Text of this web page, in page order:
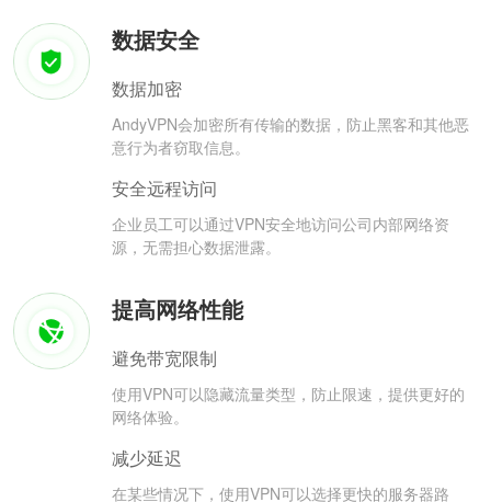
数据安全
数据加密
AndyVPN会加密所有传输的数据，防止黑客和其他恶
意行为者窃取信息。
安全远程访问
企业员工可以通过VPN安全地访问公司内部网络资
源，无需担心数据泄露。
提高网络性能
避免带宽限制
使用VPN可以隐藏流量类型，防止限速，提供更好的
网络体验。
减少延迟
在某些情况下，使用VPN可以选择更快的服务器路